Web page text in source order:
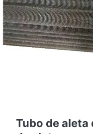
Tubo de aleta